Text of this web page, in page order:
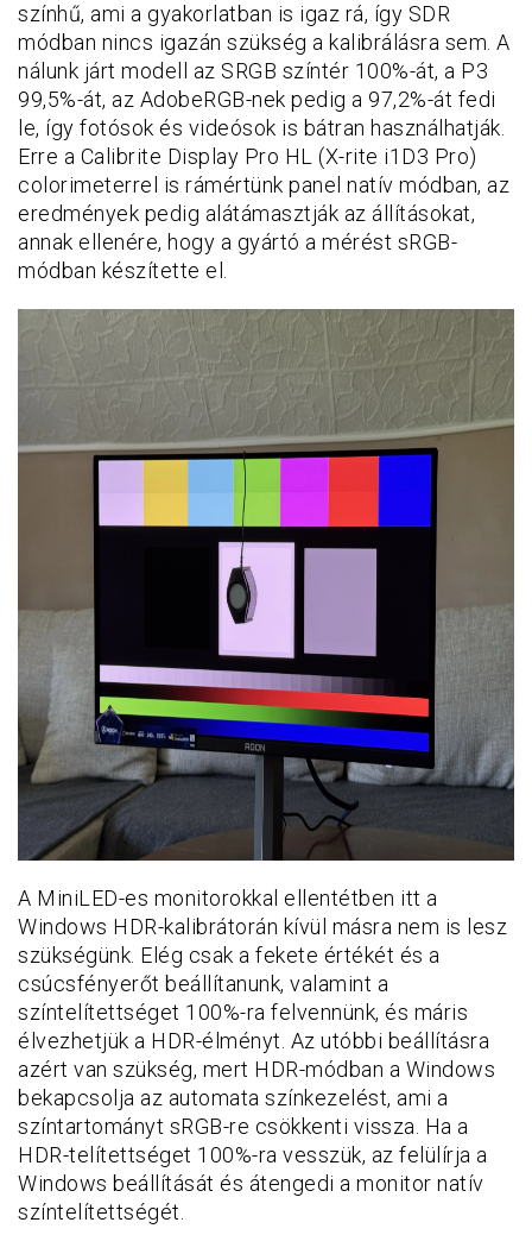
színhű, ami a gyakorlatban is igaz rá, így SDR
módban nincs igazán szükség a kalibrálásra sem. A
nálunk járt modell az SRGB színtér 100%-át, a P3
99,5%-át, az AdobeRGB-nek pedig a 97,2%-át fedi
le, így fotósok és videósok is bátran használhatják.
Erre a Calibrite Display Pro HL (X-rite i1D3 Pro)
colorimeterrel is rámértünk panel natív módban, az
eredmények pedig alátámasztják az állításokat,
annak ellenére, hogy a gyártó a mérést sRGB-
módban készítette el.
A MiniLED-es monitorokkal ellentétben itt a
Windows HDR-kalibrátorán kívül másra nem is lesz
szükségünk. Elég csak a fekete értékét és a
csúcsfényerőt beállítanunk, valamint a
színtelítettséget 100%-ra felvennünk, és máris
élvezhetjük a HDR-élményt. Az utóbbi beállításra
azért van szükség, mert HDR-módban a Windows
bekapcsolja az automata színkezelést, ami a
színtartományt sRGB-re csökkenti vissza. Ha a
HDR-telítettséget 100%-ra vesszük, az felülírja a
Windows beállítását és átengedi a monitor natív
színtelítettségét.